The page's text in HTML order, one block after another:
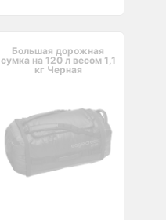
Большая дорожная
сумка на 120 л весом 1,1
кг Черная